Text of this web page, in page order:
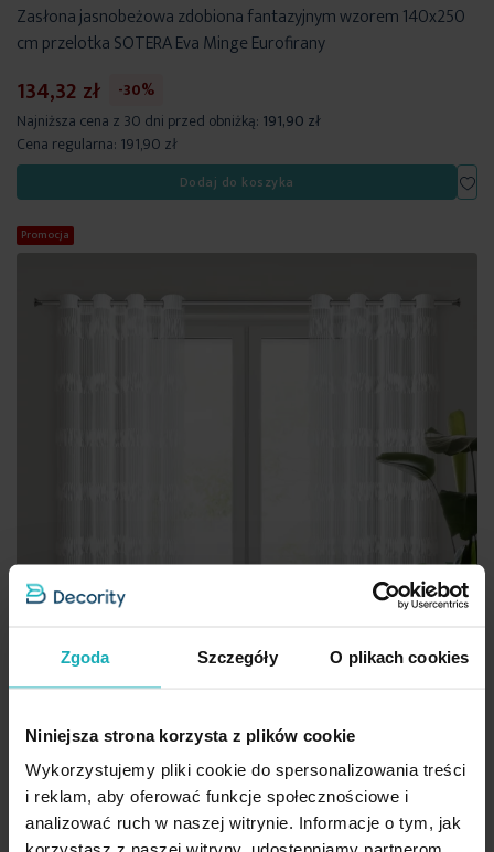
Zgoda Szczegóły O plikach cookies
Niniejsza strona korzysta z plików cookie
Wykorzystujemy pliki cookie do spersonalizowania treści
i reklam, aby oferować funkcje społecznościowe i
analizować ruch w naszej witrynie. Informacje o tym, jak
Zasłona jasnobeżowa zdobiona fantazyjnym wzorem 140x250
cm przelotka SOTERA Eva Minge Eurofirany
134,32 zł
-30%
Najniższa cena z 30 dni przed obniżką: 191,90 zł
Cena regularna: 191,90 zł
Dodaj do koszyka
Promocja
Zasłona biała zdobiona fantazyjnym wzorem 140x250 cm